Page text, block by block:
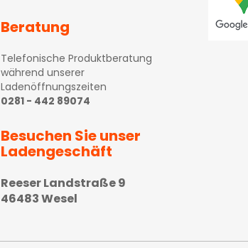
Beratung
Telefonische Produktberatung
während unserer
Ladenöffnungszeiten
0281 - 442 89074
Besuchen Sie unser
Ladengeschäft
Reeser Landstraße 9
46483 Wesel